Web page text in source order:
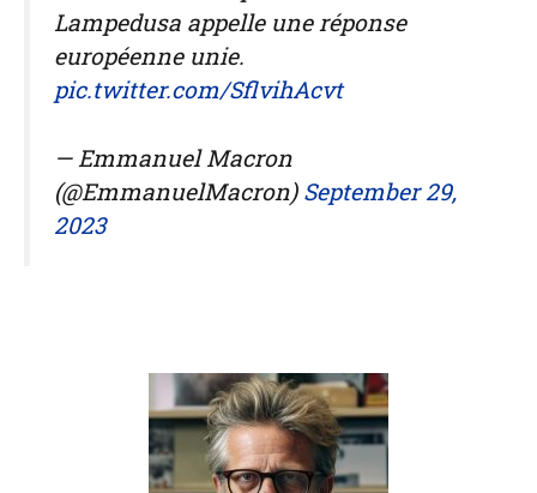
Lampedusa appelle une réponse
européenne unie.
pic.twitter.com/SflvihAcvt
— Emmanuel Macron
(@EmmanuelMacron) September 29,
2023